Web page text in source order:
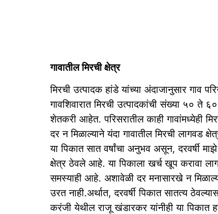
गावातील मिरची क्षेत्र
मिरची उत्पादक हांडे यांच्या अंदाजानुसार गाव
गावशिवारात मिरची उत्पादकांची संख्या ५०
शेतकरी आहेत. परिसरातील काही गावांमध्येही
दर न मिळाल्याने यंदा गावातील मिरची लागवड
या पिकात सात वर्षांचा अनुभव असून, दरवर्षी
क्षेत्र ठेवले आहे. या पिकाला खर्च खूप करावा
समस्याही आहे. अशावेळी दर मनासारखे न
उरत नाही.अर्थात, दरवर्षी पिकात सातत्य
करंजी येथील राजू खंडारकर यांनीही या पिकात